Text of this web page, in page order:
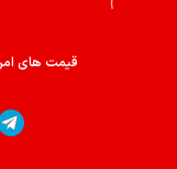
راهنمای جامع
قیمت های